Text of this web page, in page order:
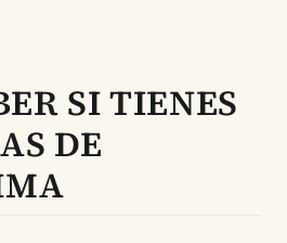
SI TIENES
DE